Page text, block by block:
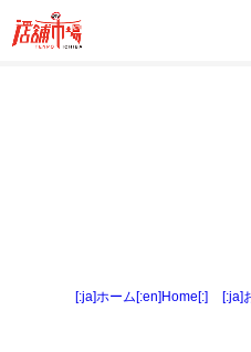
[:ja]ホーム[:en]Home[:] [:ja]